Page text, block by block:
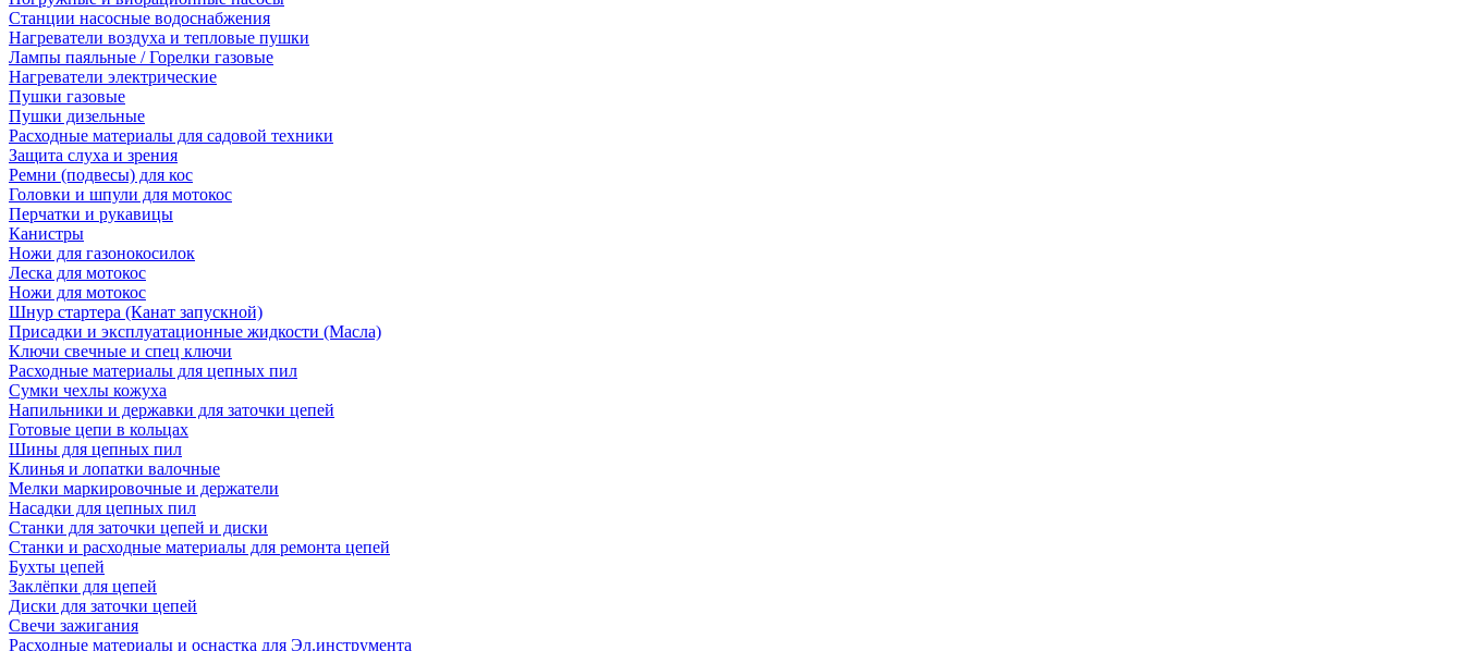
Станции насосные водоснабжения
Нагреватели воздуха и тепловые пушки
Лампы паяльные / Горелки газовые
Нагреватели электрические
Пушки газовые
Пушки дизельные
Расходные материалы для садовой техники
Защита слуха и зрения
Ремни (подвесы) для кос
Головки и шпули для мотокос
Перчатки и рукавицы
Канистры
Ножи для газонокосилок
Леска для мотокос
Ножи для мотокос
Шнур стартера (Канат запускной)
Присадки и эксплуатационные жидкости (Масла)
Ключи свечные и спец ключи
Расходные материалы для цепных пил
Сумки чехлы кожуха
Напильники и державки для заточки цепей
Готовые цепи в кольцах
Шины для цепных пил
Клинья и лопатки валочные
Мелки маркировочные и держатели
Насадки для цепных пил
Станки для заточки цепей и диски
Станки и расходные материалы для ремонта цепей
Бухты цепей
Заклёпки для цепей
Диски для заточки цепей
Свечи зажигания
Расходные материалы и оснастка для Эл.инструмента